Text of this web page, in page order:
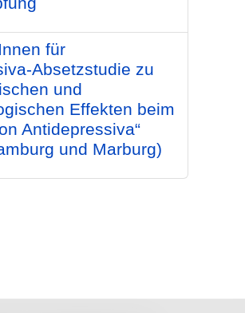
für
Absetzstudie zu
und
Effekten beim
Antidepressiva“
und Marburg)